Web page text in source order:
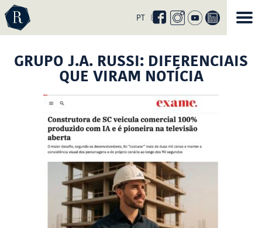
nossa
página
no
PT EN
GRUPO J.A. RUSSI: DIFERENCIAIS
QUE VIRAM NOTÍCIA